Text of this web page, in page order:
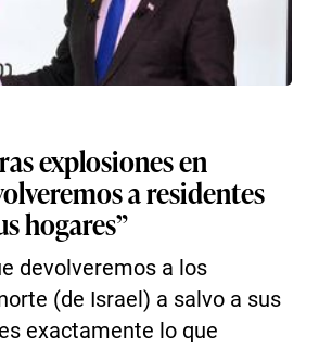
explosiones en
a residentes
hogares”
devolveremos a los
(de Israel) a salvo a sus
exactamente lo que